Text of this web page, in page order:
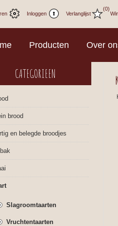
Inloggen Verlanglijst
(0)
Producten Over
CATEGORIEEN
brood
en belegde broodjes
Slagroomtaarten
Vruchtentaarten